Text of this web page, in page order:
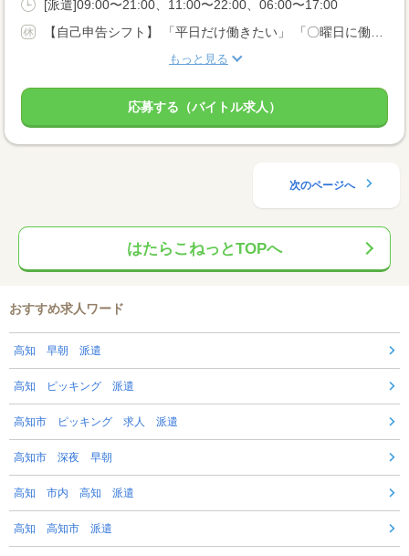
[派遣]09:00〜21:00、11:00〜22:00、06:00〜17:00
もっと見る
応募する（バイトル求人）
次のページへ
はたらこねっとTOPへ
おすすめ求人ワード
高知 早朝 派遣
高知 ピッキング 派遣
高知市 ピッキング 求人 派遣
高知市 深夜 早朝
高知 市内 高知 派遣
高知 高知市 派遣